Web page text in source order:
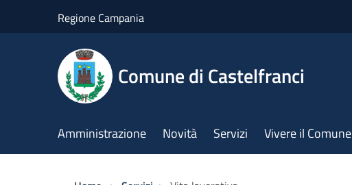
Regione Campania
Comune di Castelfranci
Amministrazione Novità Servizi Vivere il Comune